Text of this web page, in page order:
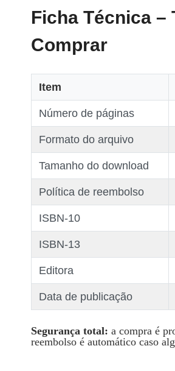
Ficha Técnica –
Comprar
Item
Número de páginas
Formato do arquivo
Tamanho do download
Política de reembolso
ISBN‑10
ISBN‑13
Editora
Data de publicação
Segurança total: a compra é
reembolso é automático caso